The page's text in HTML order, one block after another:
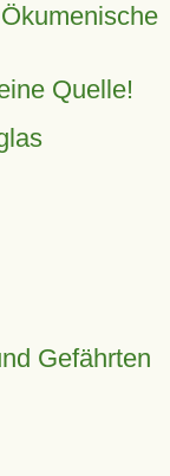
Quelle!
Gefährten